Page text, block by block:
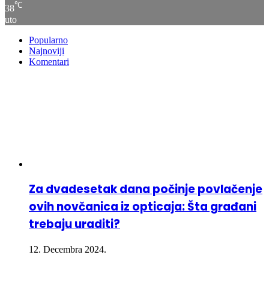
38℃
uto
Popularno
Najnoviji
Komentari
Za dvadesetak dana počinje povlačenje
ovih novčanica iz opticaja: Šta građani
trebaju uraditi?
12. Decembra 2024.